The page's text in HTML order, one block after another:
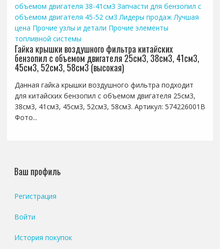
объемом двигателя 38-41см3 Запчасти для бензопил с
объемом двигателя 45-52 см3 Лидеры продаж Лучшая
цена Прочие узлы и детали Прочие элементы
топливной системы
Гайка крышки воздушного фильтра китайских
бензопил с объемом двигателя 25см3, 38см3, 41см3,
45см3, 52см3, 58см3 (высокая)
Данная гайка крышки воздушного фильтра подходит
для китайских бензопил с объемом двигателя 25см3,
38см3, 41см3, 45см3, 52см3, 58см3. Артикул: 574226001B
Фото...
Ваш профиль
Регистрация
Войти
История покупок